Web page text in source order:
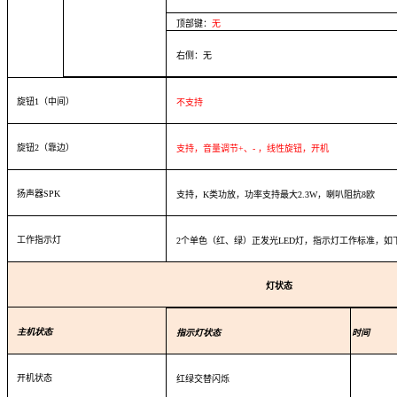
顶部键： 无
右侧：无
旋钮1（中间） 不支持
旋钮2（靠边） 支持，音量调节+、- ，线性旋钮，开机
扬声器SPK 支持，K类功放，功率支持最大2.3W，喇叭阻抗8欧
工作指示灯 2个单色（红、绿）正发光LED灯，指示灯工作标准，如
灯状态
主机状态 指示灯状态 时间
开机状态 红绿交替闪烁